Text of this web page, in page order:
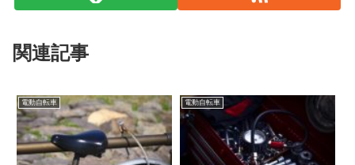
関連記事
電動自転車 電動自転車